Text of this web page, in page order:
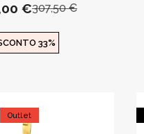
€307,50 €
33%
Outlet